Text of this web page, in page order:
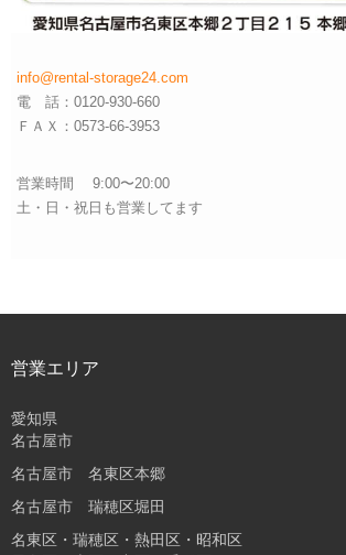
info@rental-storage24.com
電 話：0120-930-660
ＦＡＸ：0573-66-3953
営業時間 9:00〜20:00
土・日・祝日も営業してます
営業エリア
愛知県
名古屋市
名古屋市 名東区本郷
名古屋市 瑞穂区堀田
名東区・瑞穂区・熱田区・昭和区